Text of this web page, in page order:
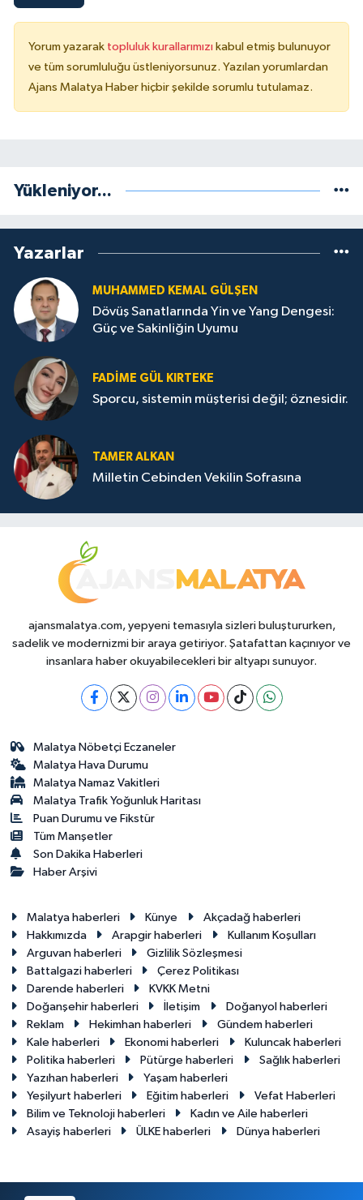
Yorum yazarak topluluk kurallarımızı kabul etmiş bulunuyor
ve tüm sorumluluğu üstleniyorsunuz. Yazılan yorumlardan
Ajans Malatya Haber hiçbir şekilde sorumlu tutulamaz.
Yükleniyor...
Yazarlar
MUHAMMED KEMAL GÜLŞEN
Dövüş Sanatlarında Yin ve Yang Dengesi:
Güç ve Sakinliğin Uyumu
FADIME GÜL KIRTEKE
Sporcu, sistemin müşterisi değil; öznesidir.
TAMER ALKAN
Milletin Cebinden Vekilin Sofrasına
ajansmalatya.com, yepyeni temasıyla sizleri buluştururken,
sadelik ve modernizmi bir araya getiriyor. Şatafattan kaçınıyor ve
insanlara haber okuyabilecekleri bir altyapı sunuyor.
Malatya Nöbetçi Eczaneler
Malatya Hava Durumu
Malatya Namaz Vakitleri
Malatya Trafik Yoğunluk Haritası
Puan Durumu ve Fikstür
Tüm Manşetler
Son Dakika Haberleri
Haber Arşivi
Malatya haberleri Künye
Akçadağ haberleri
Hakkımızda
Arapgir haberleri
Kullanım Koşulları
Arguvan haberleri
Gizlilik Sözleşmesi
Battalgazi haberleri
Çerez Politikası
Darende haberleri
KVKK Metni
Doğanşehir haberleri
İletişim
Doğanyol haberleri
Reklam
Hekimhan haberleri
Gündem haberleri
Kale haberleri
Ekonomi haberleri
Kuluncak haberleri
Politika haberleri
Pütürge haberleri
Sağlık haberleri
Yazıhan haberleri
Yaşam haberleri
Yeşilyurt haberleri
Eğitim haberleri
Vefat Haberleri
Bilim ve Teknoloji haberleri
Kadın ve Aile haberleri
Asayiş haberleri
ÜLKE haberleri Dünya haberleri